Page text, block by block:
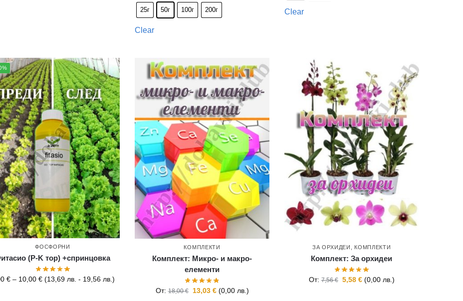
25г 50г 100г 200г
Clear
Clear
ФОСФОРНИ
(P-K тор) +спринцовка
€ – 10,00 € (13,69 лв. - 19,56 лв. )
КОМПЛЕКТИ
Комплект: Микро- и макро-
елементи
От:18,00€ 13,03 € (0,00 лв. )
ЗА ОРХИДЕИ КОМПЛЕКТИ
Комплект: За орхидеи
От:7,56€ 5,58 € (0,00 лв. )